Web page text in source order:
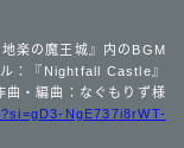
地楽の魔王城』内のBGM
：『Nightfall Castle』
曲・編曲：なぐもりず様
NgE737i8rWT-